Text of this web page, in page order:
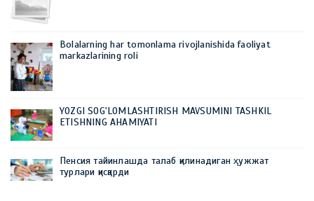
Bolalarning har tomonlama rivojlanishida faoliyat
markazlarining roli
YOZGI SOG'LOMLASHTIRISH MAVSUMINI TASHKIL
ETISHNING AHAMIYATI
Пенсия тайинлашда талаб қилинадиган ҳужжат
турлари қисқарди